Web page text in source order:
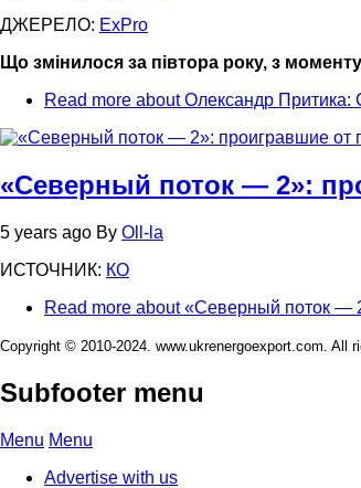
ДЖЕРЕЛО: ExPro
Що змінилося за півтора року, з
Read more about Олександр Притика:
«Северный поток — 2»:
5 years ago By Oll-la
ИСТОЧНИК: КО
Read more about «Северный поток —
Copyright © 2010-2024. www.ukrenergoexport.com. All
Subfooter menu
Menu Menu
Advertise with us